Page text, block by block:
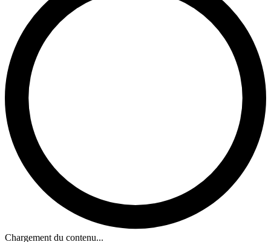
Chargement du contenu...